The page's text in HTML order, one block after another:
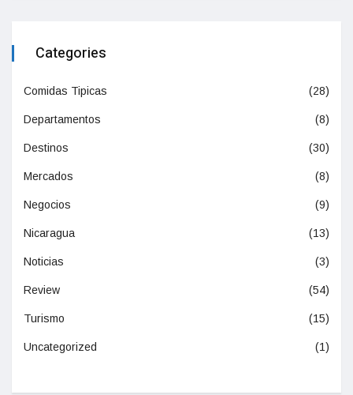
Categories
Comidas Tipicas (28)
Departamentos (8)
Destinos (30)
Mercados (8)
Negocios (9)
Nicaragua (13)
Noticias (3)
Review (54)
Turismo (15)
Uncategorized (1)